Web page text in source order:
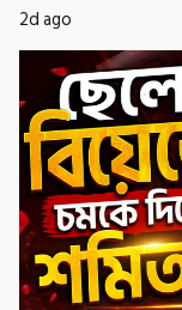
2d ago